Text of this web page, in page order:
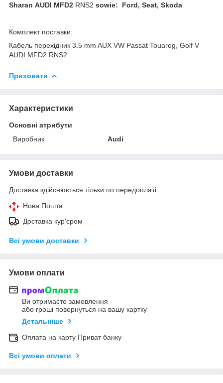
Sharan AUDI MFD2 RNS2 sowie: Ford, Seat, Skoda
Комплект поставки:
Кабель перехідник 3.5 mm AUX VW Passat Touareg, Golf V
AUDI MFD2 RNS2
Приховати
Характеристики
Основні атрибути
Виробник
Audi
Умови доставки
Доставка здійснюється тільки по передоплаті.
Нова Пошта
Доставка кур'єром
Всі умови доставки
Умови оплати
Ви отримаєте замовлення
або гроші повернуться на вашу картку
Детальніше
Оплата на карту Приват банку
Всі умови оплати